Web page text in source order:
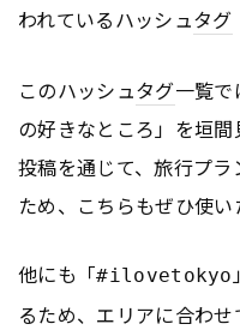
われているハッシュタグ
このハッシュタグ一覧
の好きなところ」を垣
投稿を通じて、旅行プ
ため、こちらもぜひ使い
他にも「#ilovetokyo
るため、エリアに合わ